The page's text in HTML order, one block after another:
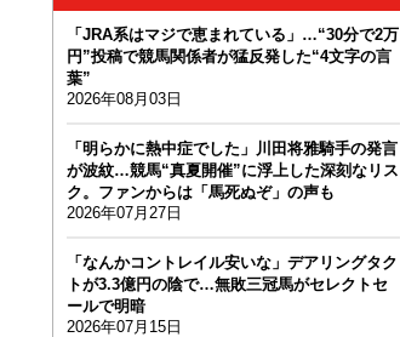
「JRA系はマジで恵まれている」…“30分で2万
円”投稿で競馬関係者が猛反発した“4文字の言
葉”
2026年08月03日
「明らかに熱中症でした」川田将雅騎手の発言
が波紋…競馬“真夏開催”に浮上した深刻なリス
ク。ファンからは「馬死ぬぞ」の声も
2026年07月27日
「なんかコントレイル安いな」デアリングタク
トが3.3億円の陰で…無敗三冠馬がセレクトセ
ールで明暗
2026年07月15日